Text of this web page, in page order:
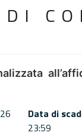
Data di
23:59